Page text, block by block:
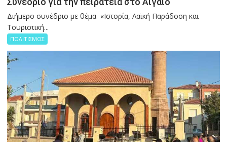
Διήμερο συνέδριο με θέμα «Ιστορία, Λαϊκή Παράδοση και
Τουριστική...
ΠΟΛΙΤΙΣΜΟΣ